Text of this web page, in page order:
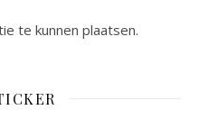
te kunnen plaatsen.